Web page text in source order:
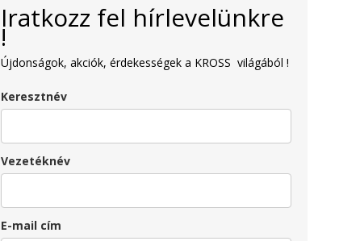
Iratkozz fel hírlevelünkre
!
Újdonságok, akciók, érdekességek a KROSS világából !
Keresztnév
Vezetéknév
E-mail cím